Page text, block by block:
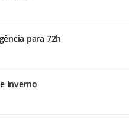
para 72h
Inverno